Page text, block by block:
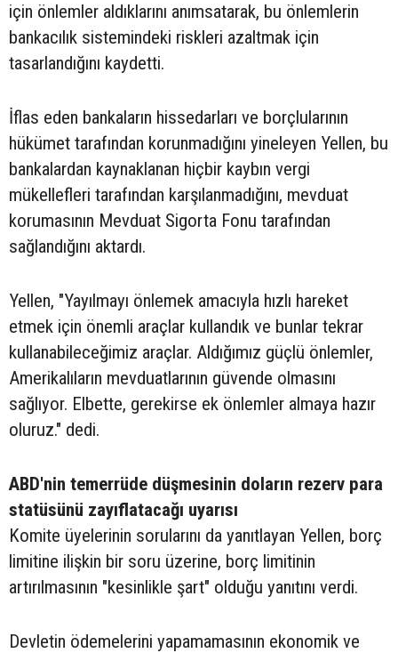
için önlemler aldıklarını anımsatarak, bu önlemlerin
bankacılık sistemindeki riskleri azaltmak için
tasarlandığını kaydetti.
İflas eden bankaların hissedarları ve borçlularının
hükümet tarafından korunmadığını yineleyen Yellen, bu
bankalardan kaynaklanan hiçbir kaybın vergi
mükellefleri tarafından karşılanmadığını, mevduat
korumasının Mevduat Sigorta Fonu tarafından
sağlandığını aktardı.
Yellen, "Yayılmayı önlemek amacıyla hızlı hareket
etmek için önemli araçlar kullandık ve bunlar tekrar
kullanabileceğimiz araçlar. Aldığımız güçlü önlemler,
Amerikalıların mevduatlarının güvende olmasını
sağlıyor. Elbette, gerekirse ek önlemler almaya hazır
oluruz." dedi.
ABD'nin temerrüde düşmesinin doların rezerv para
statüsünü zayıflatacağı uyarısı
Komite üyelerinin sorularını da yanıtlayan Yellen, borç
limitine ilişkin bir soru üzerine, borç limitinin
artırılmasının "kesinlikle şart" olduğu yanıtını verdi.
Devletin ödemelerini yapamamasının ekonomik ve